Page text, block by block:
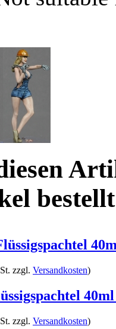
zzgl. Versandkosten)
zzgl. Versandkosten)